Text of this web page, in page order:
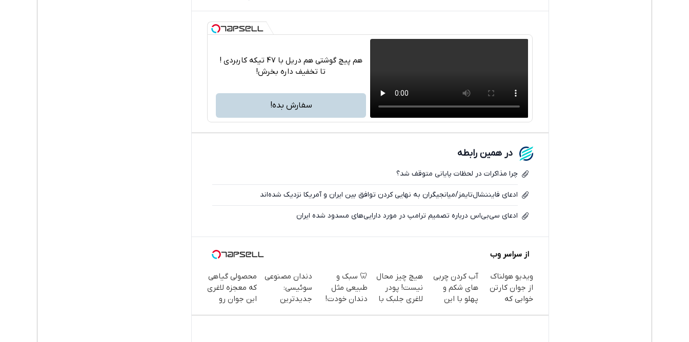
تلگرام
فیسبوک
هم پیچ گوشتی هم دریل با 47 تیکه کاربردی !
تا تخفیف داره بخرش!
سفارش بده!
در همین رابطه
چرا مذاکرات در لحظات پایانی متوقف شد؟
ادعای فایننشال‌تایمز/میانجیگران به نهایی کردن توافق بین ایران و آمریکا نزدیک شده‌اند
ادعای سی‌بی‌اس درباره تصمیم ترامپ در مورد دارایی‌های مسدود شده ایران
از سراسر وب
ویدیو هولناک
از جوان کارتن
خوابی که
آب کردن چربی
های شکم و
پهلو با این
هیچ چیز محال
نیست! پودر
لاغری جلبک با
🦷 سبک و
طبیعی مثل
دندان خودت!
دندان مصنوعی
سوئیسی:
جدیدترین
محصولی گیاهی
که معجزه لاغری
این جوان رو